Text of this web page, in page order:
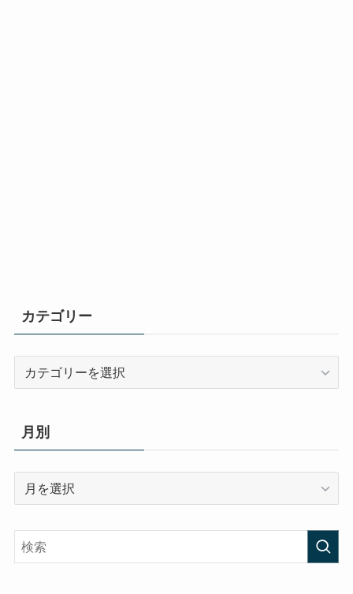
カテゴリー
リ
ー
月別